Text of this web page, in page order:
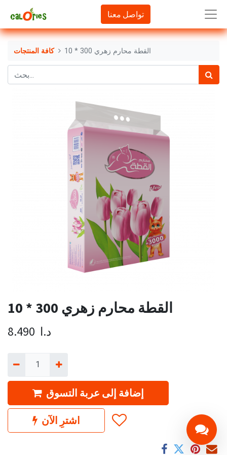
تواصل معنا
كافة المنتجات القطة محارم زهري 300 * 10
القطة محارم زهري 300 * 10
8.490 د.ا
إضافة إلى عربة التسوق
اشترِ الآن